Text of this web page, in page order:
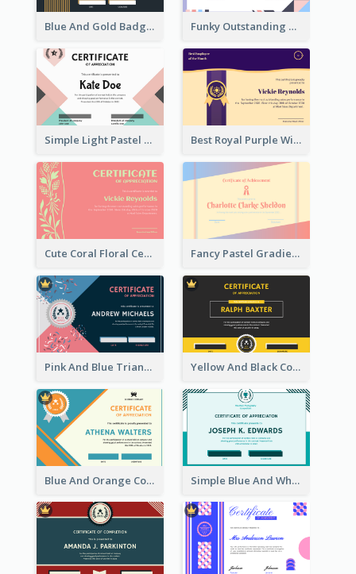
Blue And Gold Badge Appreciation Certificate Funky Outstanding Shapes Certificate Design Template Ideas
Simple Light Pastel Certificate Best Royal Purple With Gold Ribbon Certificate Design
Cute Coral Floral Certificate Design For Appreciation Fancy Pastel Gradient Border Certificate Design
Pink And Blue Triangles Confetti Celebration Certificate Yellow And Black Contrast Simple Certificate
Blue And Orange Company Triangles With Badge Certificate Simple Blue And White Rectangle Certificate